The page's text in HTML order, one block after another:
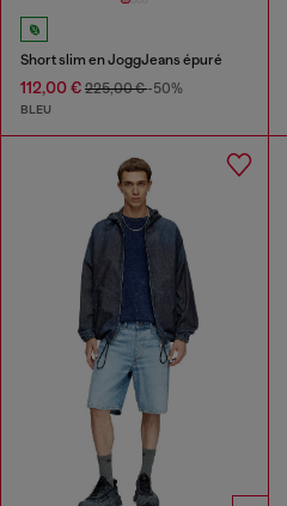
Short slim en JoggJeans épuré
112,00 € 225,00 €-50%
BLEU